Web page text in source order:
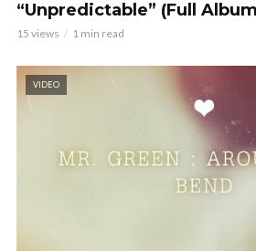
“Unpredictable” (Full
15 views 1 min read
VIDEO